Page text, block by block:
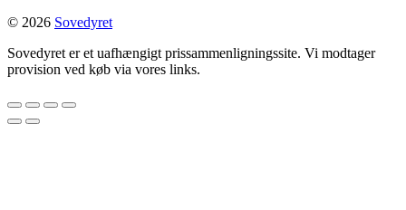
© 2026 Sovedyret
Sovedyret er et uafhængigt prissammenligningssite. Vi modtager
provision ved køb via vores links.